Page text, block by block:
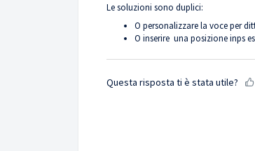
Le soluzioni sono duplici:
O personalizzare la voce per
O inserire una posizione inps
Questa risposta ti è stata utile?